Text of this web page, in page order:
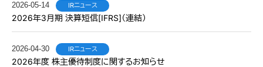
2026-05-14 IRニュース
2026年3月期 決算短信[IFRS]（連結）
2026-04-30 IRニュース
2026年度 株主優待制度に関するお知らせ